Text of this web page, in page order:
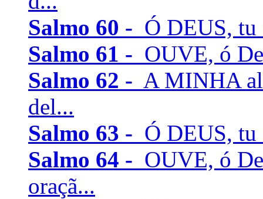
Salmo 60 - Ó DEUS, tu
Salmo 61 - OUVE, ó
Salmo 62 - A MINHA
del...
Salmo 63 - Ó DEUS, tu
Salmo 64 - OUVE, ó
oraçã...